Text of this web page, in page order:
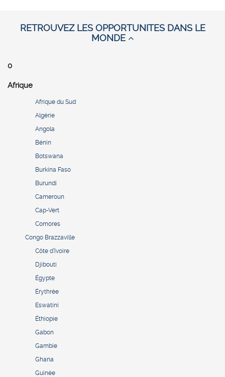
RETROUVEZ LES OPPORTUNITES DANS LE
MONDE
0
Afrique
Afrique du Sud
Algérie
Angola
Bénin
Botswana
Burkina Faso
Burundi
Cameroun
Cap-Vert
Comores
Congo Brazzaville
Côte d’Ivoire
Djibouti
Égypte
Érythrée
Eswatini
Éthiopie
Gabon
Gambie
Ghana
Guinée